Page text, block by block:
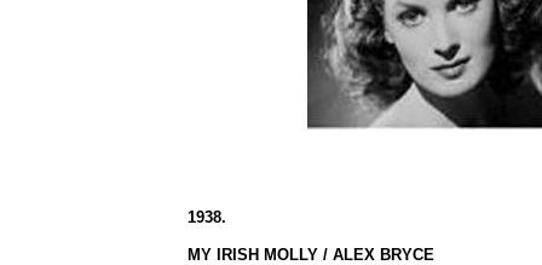
1938.
MY IRISH MOLLY / ALEX BRYCE